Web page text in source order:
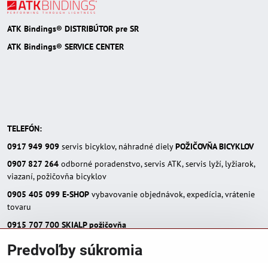
ATK Bindings® DISTRIBÚTOR pre SR
ATK Bindings® SERVICE CENTER
TELEFÓN:
0917 949 909 servis bicyklov, náhradné dielyPOŽIČOVŇA BICYKLOV
0907 827 264 odborné poradenstvo, servis ATK, servis lyží, lyžiarok,
viazaní, požičovňa bicyklov
0905 405 099 E-SHOP vybavovanie objednávok, expedícia, vrátenie
tovaru
0915 707 700 SKIALP požičovňa
E-MAIL:
eshop(zavináč)skialpinista.sk
Predvoľby súkromia